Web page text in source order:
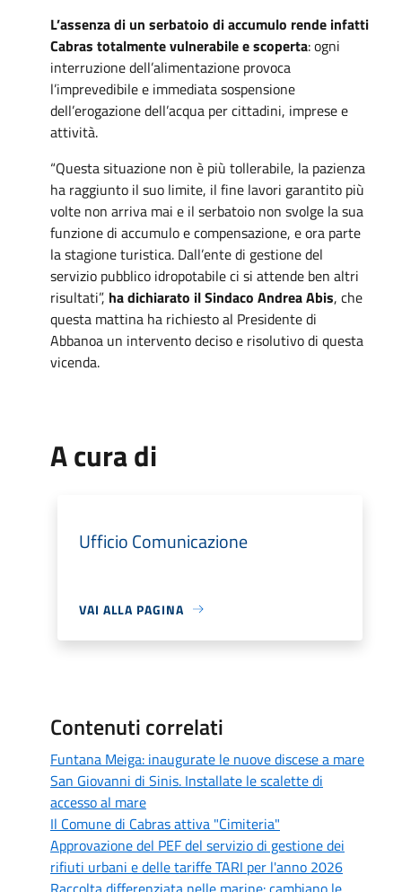
L’assenza di un serbatoio di accumulo rende infatti
Cabras totalmente vulnerabile e scoperta: ogni
interruzione dell’alimentazione provoca
l’imprevedibile e immediata sospensione
dell’erogazione dell’acqua per cittadini, imprese e
attività.
“Questa situazione non è più tollerabile, la pazienza
ha raggiunto il suo limite, il fine lavori garantito più
volte non arriva mai e il serbatoio non svolge la sua
funzione di accumulo e compensazione, e ora parte
la stagione turistica. Dall’ente di gestione del
servizio pubblico idropotabile ci si attende ben altri
risultati”, ha dichiarato il Sindaco Andrea Abis, che
questa mattina ha richiesto al Presidente di
Abbanoa un intervento deciso e risolutivo di questa
vicenda.
A cura di
Ufficio Comunicazione
VAI ALLA PAGINA
Contenuti correlati
Funtana Meiga: inaugurate le nuove discese a mare
San Giovanni di Sinis. Installate le scalette di
accesso al mare
Il Comune di Cabras attiva "Cimiteria"
Approvazione del PEF del servizio di gestione dei
rifiuti urbani e delle tariffe TARI per l'anno 2026